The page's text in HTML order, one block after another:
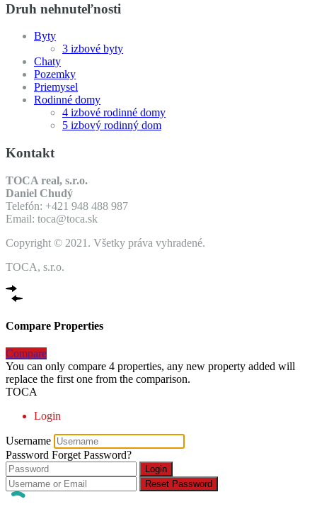
Druh nehnuteľnosti
Byty
3 izbové byty
Chaty
Pozemky
Priemysel
Rodinné domy
4 izbové rodinné domy
5 izbový rodinný dom
Kontakt
TOCA real, s.r.o.
Daniel Chudý
Telefón: +421 948 488 987
Email: toca@toca.sk
Copyright © 2021. Všetky práva vyhradené.
TOCA, s.r.o.
Compare Properties
Compare
You can only compare 4 properties, any new property added will
replace the first one from the comparison.
TOCA
Login
Username
Password Forget Password?
Login
Reset Password